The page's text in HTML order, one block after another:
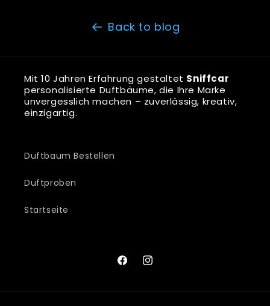
Back to blog
Mit 10 Jahren Erfahrung gestaltet Sniffcar
personalisierte Duftbäume, die Ihre Marke
unvergesslich machen – zuverlässig, kreativ,
einzigartig.
Duftbaum Bestellen
Duftproben
Startseite
FacebookInstagram